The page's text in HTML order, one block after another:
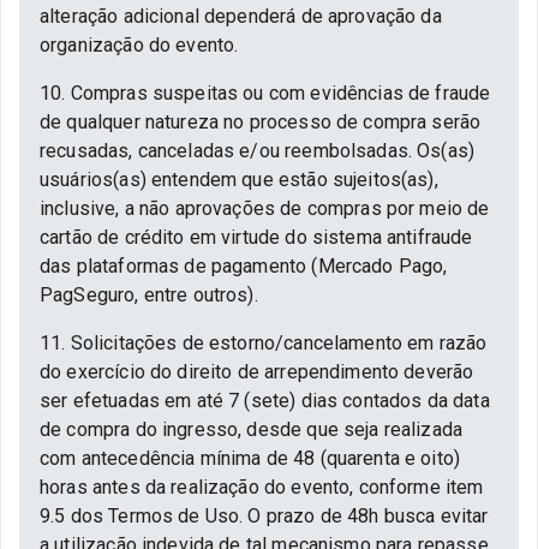
alteração adicional dependerá de aprovação da
organização do evento.
10. Compras suspeitas ou com evidências de fraude
de qualquer natureza no processo de compra serão
recusadas, canceladas e/ou reembolsadas. Os(as)
usuários(as) entendem que estão sujeitos(as),
inclusive, a não aprovações de compras por meio de
cartão de crédito em virtude do sistema antifraude
das plataformas de pagamento (Mercado Pago,
PagSeguro, entre outros).
11. Solicitações de estorno/cancelamento em razão
do exercício do direito de arrependimento deverão
ser efetuadas em até 7 (sete) dias contados da data
de compra do ingresso, desde que seja realizada
com antecedência mínima de 48 (quarenta e oito)
horas antes da realização do evento, conforme item
9.5 dos Termos de Uso. O prazo de 48h busca evitar
a utilização indevida de tal mecanismo para repasse